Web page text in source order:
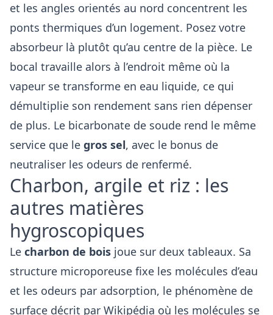
et les angles orientés au nord concentrent les
ponts thermiques d’un logement. Posez votre
absorbeur là plutôt qu’au centre de la pièce. Le
bocal travaille alors à l’endroit même où la
vapeur se transforme en eau liquide, ce qui
démultiplie son rendement sans rien dépenser
de plus. Le bicarbonate de soude rend le même
service que le gros sel, avec le bonus de
neutraliser les odeurs de renfermé.
Charbon, argile et riz : les
autres matières
hygroscopiques
Le charbon de bois joue sur deux tableaux. Sa
structure microporeuse fixe les molécules d’eau
et les odeurs par adsorption, le phénomène de
surface décrit par Wikipédia où les molécules se